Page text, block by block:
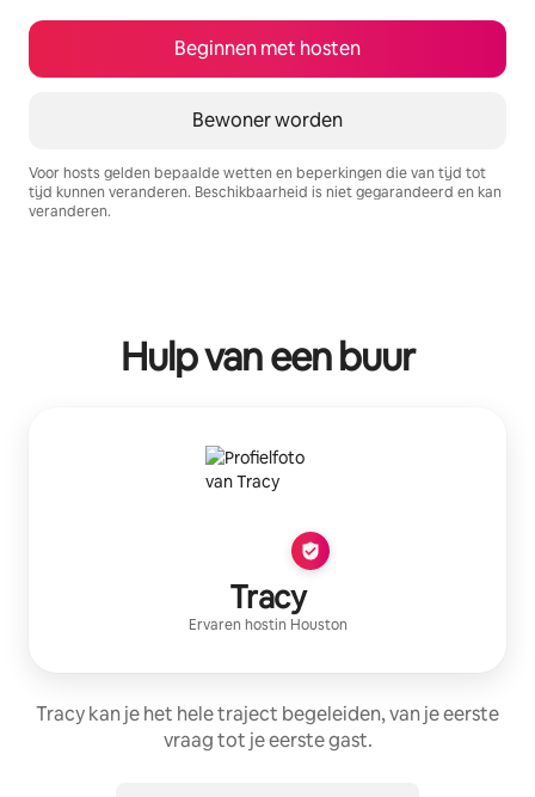
Beginnen met hosten
Bewoner worden
Voor hosts gelden bepaalde wetten en beperkingen die van tijd tot
tijd kunnen veranderen. Beschikbaarheid is niet gegarandeerd en kan
veranderen.
Hulp van een buur
Tracy
Ervaren hostin Houston
Tracy kan je het hele traject begeleiden, van je eerste
vraag tot je eerste gast.